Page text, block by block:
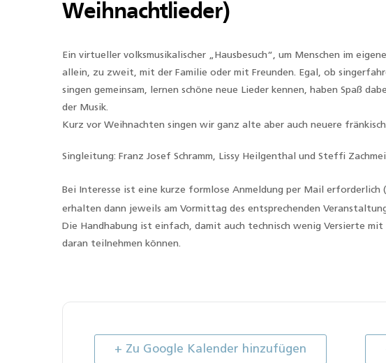
Weihnachtlieder)
Ein virtueller volksmusikalischer „Hausbesuch“, um Menschen im
allein, zu zweit, mit der Familie oder mit Freunden. Egal, ob
singen gemeinsam, lernen schöne neue Lieder kennen, haben Spaß
der Musik.
Kurz vor Weihnachten singen wir ganz alte aber auch neuere
Singleitung: Franz Josef Schramm, Lissy Heilgenthal und Steffi
Bei Interesse ist eine kurze formlose Anmeldung per Mail erforderlich (
erhalten dann jeweils am Vormittag des entsprechenden
Die Handhabung ist einfach, damit auch technisch wenig Versierte
daran teilnehmen können.
+ Zu Google Kalender hinzufügen